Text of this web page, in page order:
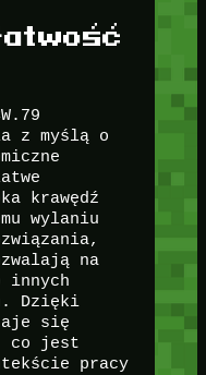
z myślą o
krawędź
wylaniu
na
innych
Dzięki
się
co jest
pracy